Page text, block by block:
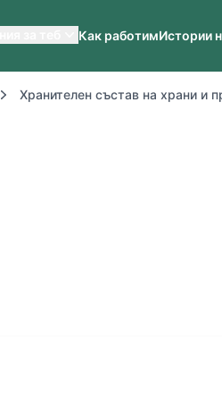
Как работимИстории
Хранителен състав на храни и